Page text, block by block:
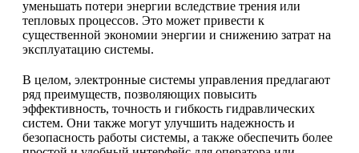
уменьшать потери энергии вследствие трения или
тепловых процессов. Это может привести к
существенной экономии энергии и снижению затрат на
эксплуатацию системы.
В целом, электронные системы управления предлагают
ряд преимуществ, позволяющих повысить
эффективность, точность и гибкость гидравлических
систем. Они также могут улучшить надежность и
безопасность работы системы, а также обеспечить более